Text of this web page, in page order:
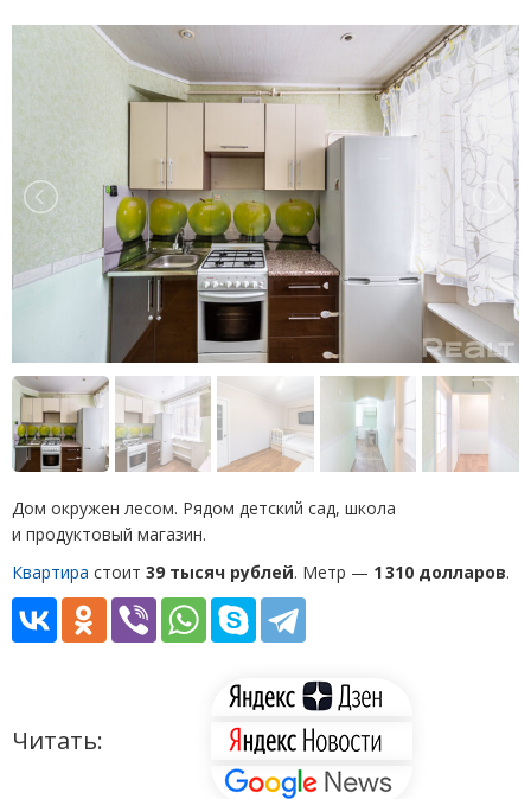
Дом окружен лесом. Рядом детский сад, школа
и продуктовый магазин.
Квартира стоит 39 тысяч рублей. Метр — 1 310 долларов.
Читать: